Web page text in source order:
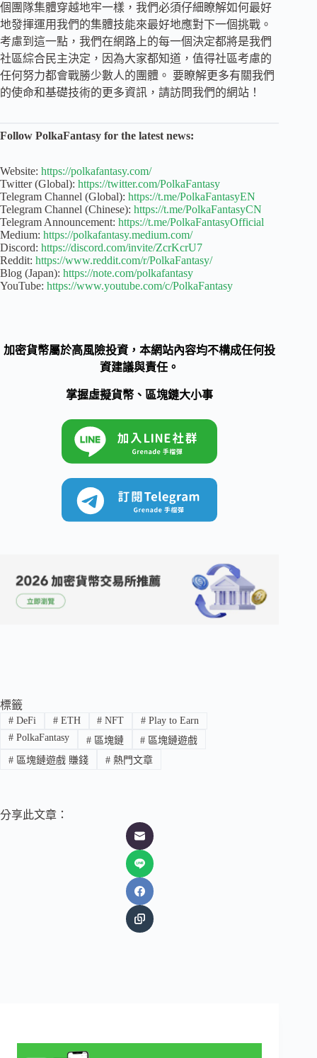
個團隊集體穿越地牢一樣，我們必須仔細瞭解如何最好
地發揮運用我們的集體技能來最好地應對下一個挑戰。
考慮到這一點，我們在網路上的每一個決定都將是我們
社區綜合民主決定，因為大家都知道，值得社區考慮的
任何努力都會戰勝少數人的團體。 要瞭解更多有關我們
的使命和基礎技術的更多資訊，請訪問我們的網站！
Follow PolkaFantasy for the latest news:
Website: https://polkafantasy.com/
Twitter (Global): https://twitter.com/PolkaFantasy
Telegram Channel (Global): https://t.me/PolkaFantasyEN
Telegram Channel (Chinese): https://t.me/PolkaFantasyCN
Telegram Announcement: https://t.me/PolkaFantasyOfficial
Medium: https://polkafantasy.medium.com/
Discord: https://discord.com/invite/ZcrKcrU7
Reddit: https://www.reddit.com/r/PolkaFantasy/
Blog (Japan): https://note.com/polkafantasy
YouTube: https://www.youtube.com/c/PolkaFantasy
加密貨幣屬於高風險投資，本網站內容均不構成任何投
資建議與責任。
掌握虛擬貨幣、區塊鏈大小事
標籤
#DeFi #ETH # NFT # Play to Earn
#PolkaFantasy #區塊鏈 # 區塊鏈遊戲
#區塊鏈遊戲 賺錢 #熱門文章
分享此文章：